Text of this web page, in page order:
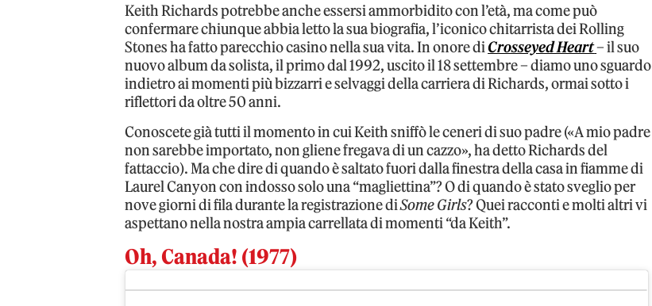
Keith Richards potrebbe anche essersi ammorbidito con l’età, ma come può
confermare chiunque abbia letto la sua biografia, l’iconico chitarrista dei Rolling
Stones ha fatto parecchio casino nella sua vita. In onore diCrosseyed Heart– il suo
nuovo album da solista, il primo dal 1992, uscito il 18 settembre – diamo uno sguardo
indietro ai momenti più bizzarri e selvaggi della carriera di Richards, ormai sotto i
riflettori da oltre 50 anni.
Conoscete già tutti il momento in cui Keith sniffò le ceneri di suo padre («A mio padre
non sarebbe importato, non gliene fregava di un cazzo», ha detto Richards del
fattaccio). Ma che dire di quando è saltato fuori dalla finestra della casa in fiamme di
Laurel Canyon con indosso solo una “magliettina”? O di quando è stato sveglio per
nove giorni di fila durante la registrazione diSome Girls? Quei racconti e molti altri vi
aspettano nella nostra ampia carrellata di momenti “da Keith”.
Oh, Canada! (1977)